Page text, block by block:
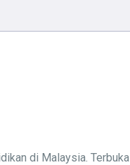
di Malaysia.